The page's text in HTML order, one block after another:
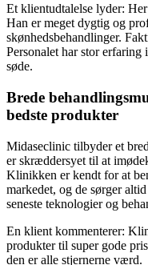
Et klientudtalelse lyder:
Han er meget dygtig og
skønhedsbehandlinger.
Personalet har stor erfaring
søde.
Brede
bedste produkter
Midaseclinic tilbyder et
er skræddersyet til at
Klinikken er kendt for at
markedet, og de sørger
seneste teknologier og
En klient kommenterer:
produkter til super gode
den er alle stjernerne værd.